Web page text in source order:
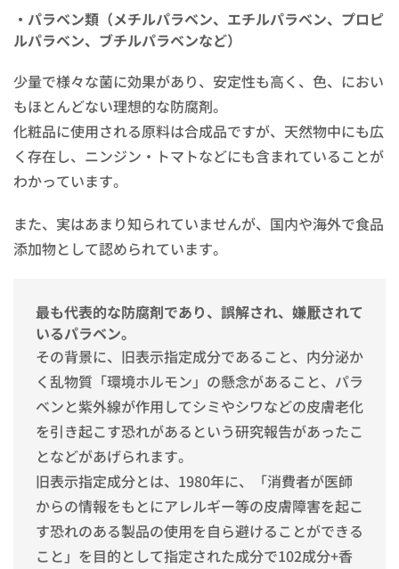
・パラベン類（メチルパラベン、エチルパラベン、プロピ
ルパラベン、ブチルパラベンなど）
少量で様々な菌に効果があり、安定性も高く、色、におい
もほとんどない理想的な防腐剤。
化粧品に使用される原料は合成品ですが、天然物中にも広
く存在し、ニンジン・トマトなどにも含まれていることが
わかっています。
また、実はあまり知られていませんが、国内や海外で食品
添加物として認められています。
最も代表的な防腐剤であり、誤解され、嫌厭されて
いるパラベン。
その背景に、旧表示指定成分であること、内分泌か
く乱物質「環境ホルモン」の懸念があること、パラ
ベンと紫外線が作用してシミやシワなどの皮膚老化
を引き起こす恐れがあるという研究報告があったこ
となどがあげられます。
旧表示指定成分とは、1980年に、「消費者が医師
からの情報をもとにアレルギー等の皮膚障害を起こ
す恐れのある製品の使用を自ら避けることができる
こと」を目的として指定された成分で102成分+香